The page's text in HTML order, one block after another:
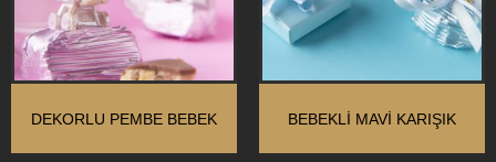
DEKORLU PEMBE BEBEK BEBEKLI MAVI KARIŞIK